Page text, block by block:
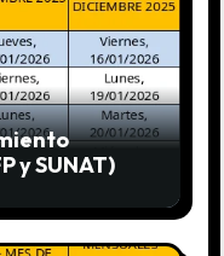
y SUNAT)